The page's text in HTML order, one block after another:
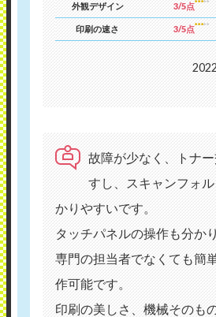
外観デザイン 3/5点
印刷の速さ 3/5点
故障が少なく、トナ
すし、スキャンフォ
かりやすいです。
タッチパネルの操作も分か
専門の担当者でなくても簡
作可能です。
印刷の美しさ、機械そのも